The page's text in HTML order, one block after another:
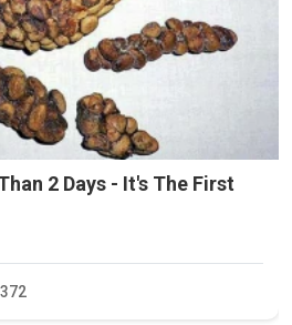
2 Days - It's The First
372